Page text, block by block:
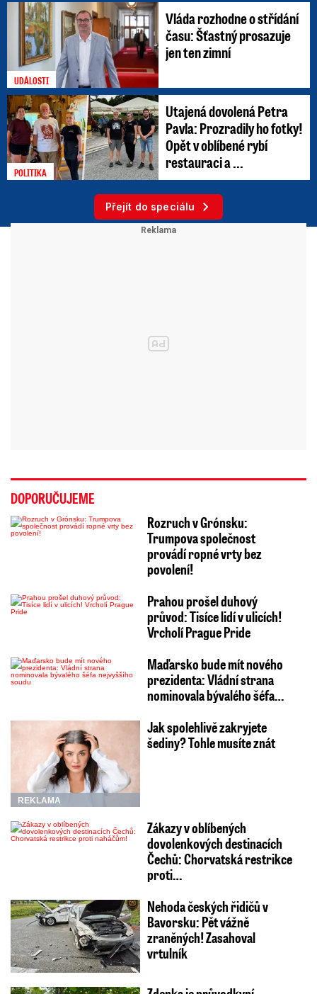
UDÁLOSTI
Vláda rozhodne o střídání
času: Šťastný prosazuje
jen ten zimní
POLITIKA
Utajená dovolená Petra
Pavla: Prozradily ho fotky!
Opět v oblíbené rybí
restauraci a ...
Přejít do speciálu
DOPORUČUJEME
Rozruch v Grónsku:
Trumpova společnost
provádí ropné vrty bez
povolení!
Prahou prošel duhový
průvod: Tisíce lidí v ulicích!
Vrcholí Prague Pride
Maďarsko bude mít nového
prezidenta: Vládní strana
nominovala bývalého šéfa…
REKLAMA
Jak spolehlivě zakryjete
šediny? Tohle musíte znát
Zákazy v oblíbených
dovolenkových destinacích
Čechů: Chorvatská restrikce
proti…
Nehoda českých řidičů v
Bavorsku: Pět vážně
zraněných! Zasahoval
vrtulník